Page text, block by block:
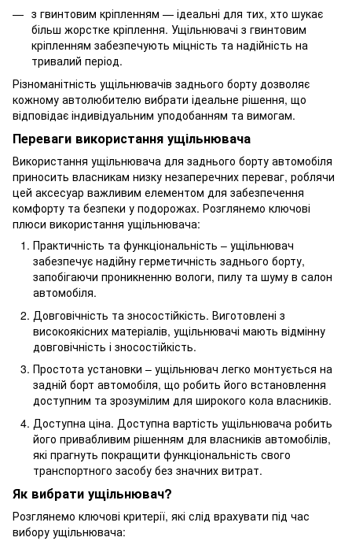
з гвинтовим кріпленням — ідеальні для тих, хто шукає
більш жорстке кріплення. Ущільнювачі з гвинтовим
кріпленням забезпечують міцність та надійність на
тривалий період.
Різноманітність ущільнювачів заднього борту дозволяє
кожному автолюбителю вибрати ідеальне рішення, що
відповідає індивідуальним уподобанням та вимогам.
Переваги використання ущільнювача
Використання ущільнювача для заднього борту автомобіля
приносить власникам низку незаперечних переваг, роблячи
цей аксесуар важливим елементом для забезпечення
комфорту та безпеки у подорожах. Розглянемо ключові
плюси використання ущільнювача:
Практичність та функціональність – ущільнювач
забезпечує надійну герметичність заднього борту,
запобігаючи проникненню вологи, пилу та шуму в салон
автомобіля.
Довговічність та зносостійкість. Виготовлені з
високоякісних матеріалів, ущільнювачі мають відмінну
довговічність і зносостійкість.
Простота установки – ущільнювач легко монтується на
задній борт автомобіля, що робить його встановлення
доступним та зрозумілим для широкого кола власників.
Доступна ціна. Доступна вартість ущільнювача робить
його привабливим рішенням для власників автомобілів,
які прагнуть покращити функціональність свого
транспортного засобу без значних витрат.
Як вибрати ущільнювач?
Розглянемо ключові критерії, які слід врахувати під час
вибору ущільнювача: